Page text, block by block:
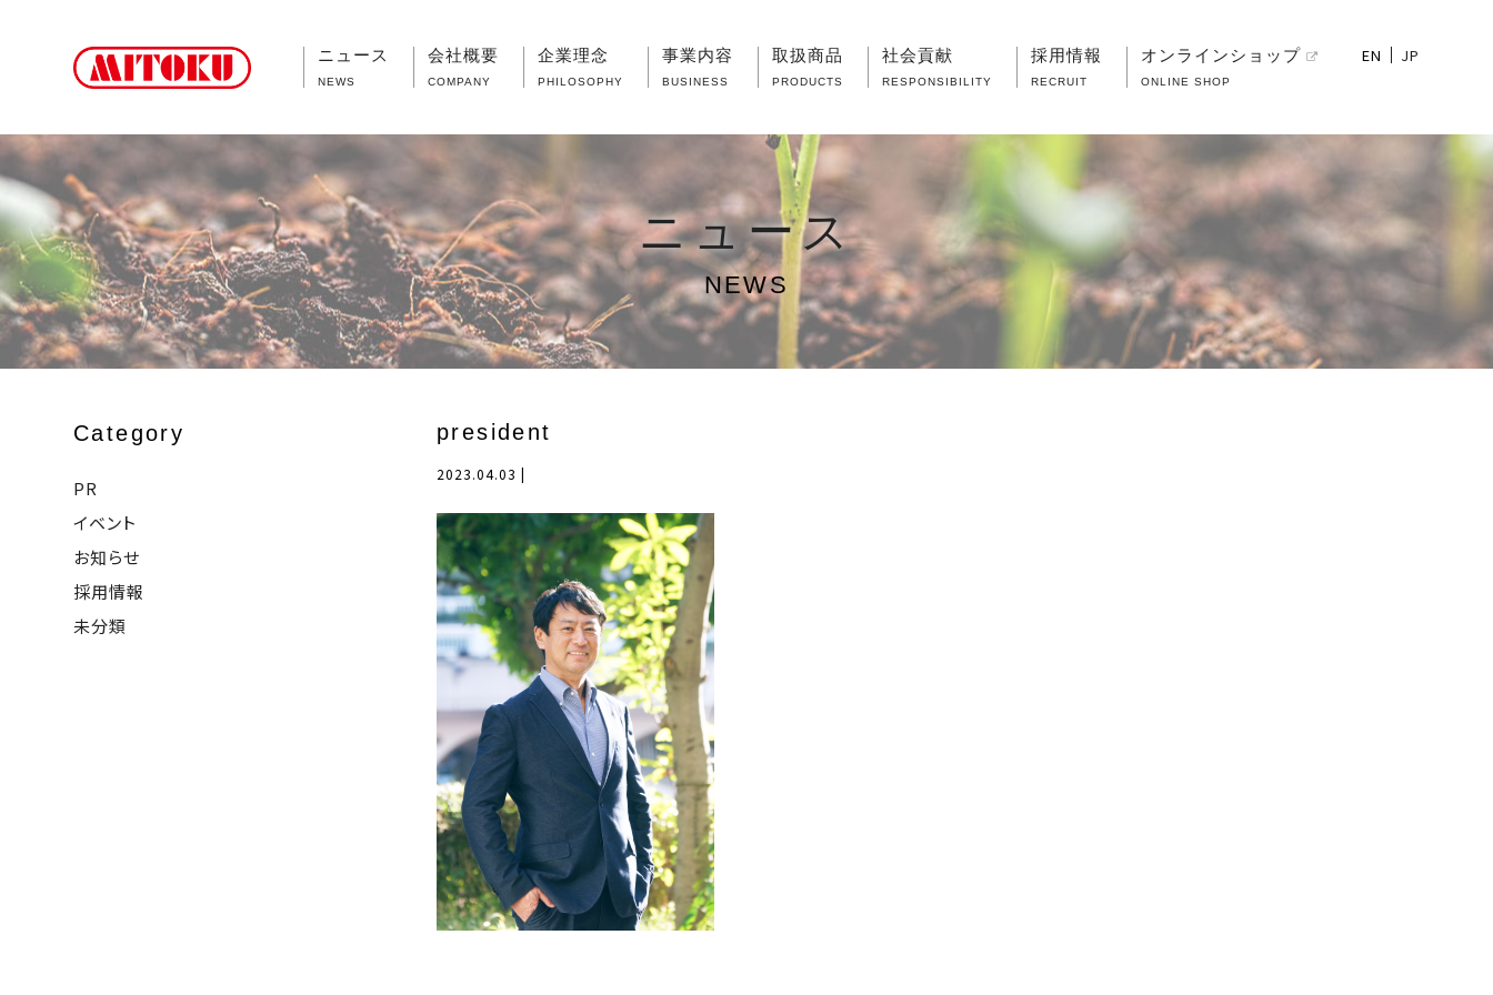
ニュース
NEWS
会社概要
COMPANY
企業理念
PHILOSOPHY
事業内容
BUSINESS
取扱商品
PRODUCTS
社会貢献
RESPONSIBILITY
採用情報
RECRUIT
オンラインショップ
ONLINE SHOP
EN JP
ニュース
NEWS
Category
PR
イベント
お知らせ
採用情報
未分類
president
2023.04.03 |